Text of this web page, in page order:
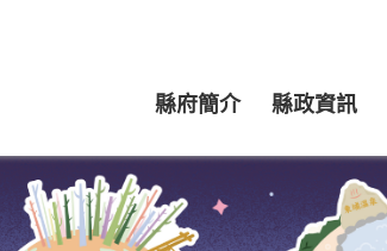
縣府簡介 縣政資訊